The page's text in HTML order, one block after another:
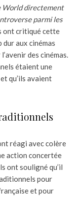
World directement
parmi les
ont critiqué cette
aux cinémas
des cinémas.
étaient une
qu’ils avaient
réagi avec colère
action concertée
ont souligné qu’il
pour
et pour